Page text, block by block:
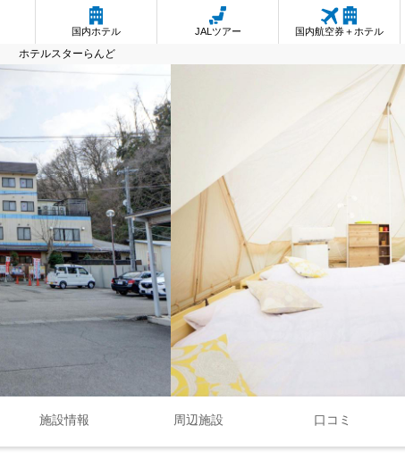
国内ホテル JALツアー 国内航空券＋ホテル
ホテルスターらんど
施設情報 周辺施設 口コミ